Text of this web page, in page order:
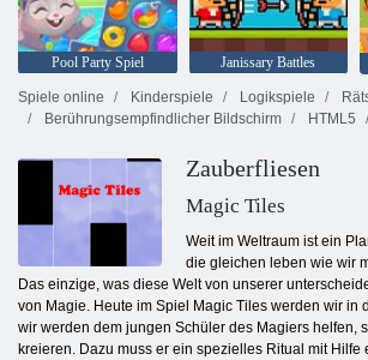
Pool Party Spiel Janissary Battles
Spiele online
Kinderspiele Logikspiele
Berührungsempfindlicher Bildschirm
HTML5
Zauberfliesen
Magic Tiles
Weit im Weltraum ist ein
die gleichen leben wie wir
Das einzige, was diese Welt von unserer
von Magie. Heute im Spiel Magic Tiles werden wir in
wir werden dem jungen Schüler des Magiers helfen,
kreieren. Dazu muss er ein spezielles Ritual mit Hilfe